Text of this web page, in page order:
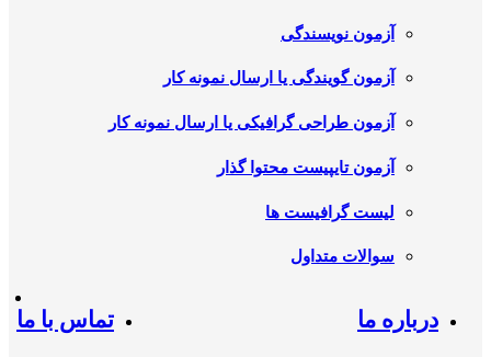
آزمون نویسندگی
آزمون گویندگی یا ارسال نمونه کار
آزمون طراحی گرافیکی یا ارسال نمونه کار
آزمون تایپیست محتوا گذار
لیست گرافیست ها
سوالات متداول
درباره ما تماس با ما